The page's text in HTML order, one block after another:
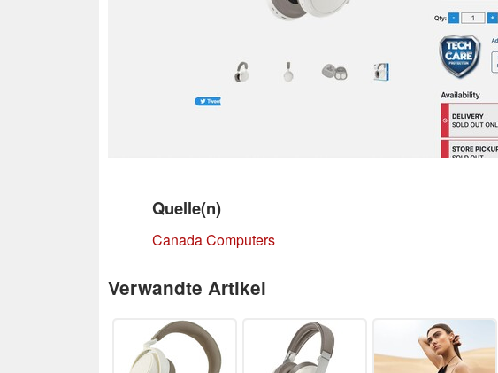
Quelle(n)
Canada Computers
Verwandte Artikel